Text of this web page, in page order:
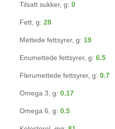
Tilsatt sukker, g: 0
Fett, g: 28
Mettede fettsyrer, g: 19
Enumettede fettsyrer, g: 6.5
Flerumettede fettsyrer, g: 0.7
Omega 3, g: 0.17
Omega 6, g: 0.5